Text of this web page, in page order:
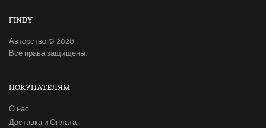
FINDY
Авторство © 2026
Все права защищены.
ПОКУПАТЕЛЯМ
О нас
Доставка и Оплата